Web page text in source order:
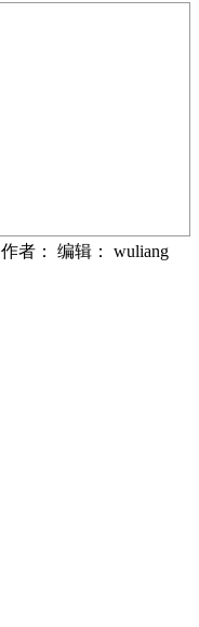
作者： 编辑： wuliang